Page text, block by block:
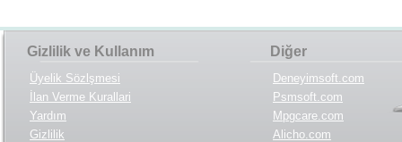
Gizlilik ve Kullanım
Üyelik Sözlşmesi
İlan Verme Kurallari
Yardım
Gizlilik
Diğer
Deneyimsoft.com
Psmsoft.com
Mpgcare.com
Alicho.com